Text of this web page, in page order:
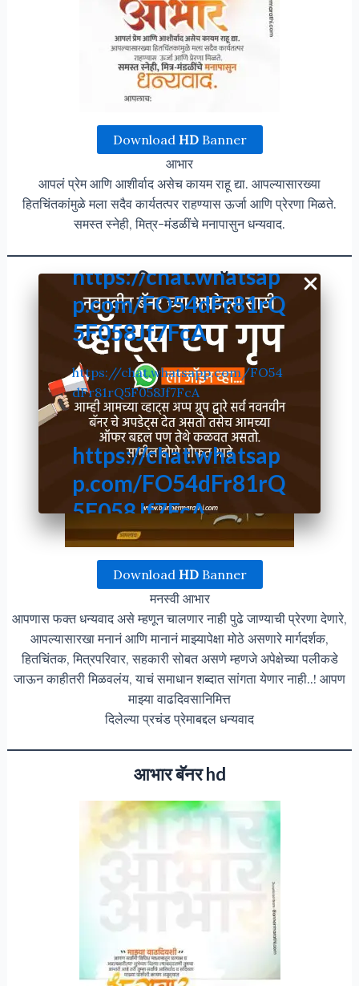
https://chat.whatsap
p.com/FO54dFr81rQ
5F058Jf7FcA
https://chat.whatsapp.com/FO54
dFr81rQ5F058Jf7FcA
https://chat.whatsap
p.com/FO54dFr81rQ
5F058Jf7FcA
Download HDBanner
आभार
आपलं प्रेम आणि आशीर्वाद असेच कायम राहू द्या. आपल्यासारख्या
हितचिंतकांमुळे मला सदैव कार्यतत्पर राहण्यास ऊर्जा आणि प्रेरणा मिळते.
समस्त स्नेही, मित्र-मंडळींचे मनापासुन धन्यवाद.
वाढदिवस आभार बॅनर
Download HDBanner
मनस्वी आभार
आपणास फक्त धन्यवाद असे म्हणून चालणार नाही पुढे जाण्याची प्रेरणा देणारे,
आपल्यासारखा मनानं आणि मानानं माझ्यापेक्षा मोठे असणारे मार्गदर्शक,
हितचिंतक, मित्रपरिवार, सहकारी सोबत असणे म्हणजे अपेक्षेच्या पलीकडे
जाऊन काहीतरी मिळवलंय, याचं समाधान शब्दात सांगता येणार नाही..! आपण
माझ्या वाढदिवसानिमित्त
दिलेल्या प्रचंड प्रेमाबद्दल धन्यवाद
आभार बॅनर hd